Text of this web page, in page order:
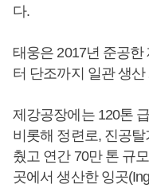
다.
태웅은 2017년 준공
터 단조까지 일관 생
제강공장에는 120톤
비롯해 정련로, 진공
췄고 연간 70만 톤 규
곳에서 생산한 잉곳